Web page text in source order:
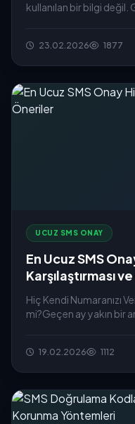
kullanılan bir bilgi değil.
23.02.2026 1877
UCUZ SMS ONAY
En Ucuz SMS
Karşılaştırması
Hiç Kendi Numaranızı
mi?Geçen ay yakın bir
19.02.2026 1112